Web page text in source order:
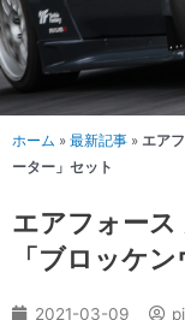
ホーム » 最新記事 » エア
ーター」セット
エアフォース
「ブロッケ
2021-03-09